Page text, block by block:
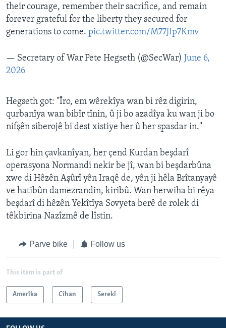
their courage, remember their sacrifice, and remain
forever grateful for the liberty they secured for
generations to come. pic.twitter.com/M77JIp7Kmv
— Secretary of War Pete Hegseth (@SecWar) June 6,
2026
Hegseth got: "Îro, em wêrekîya wan bi rêz digirin,
qurbanîya wan bibîr tînin, û ji bo azadîya ku wan ji bo
nifşên siberojê bi dest xistiye her û her spasdar in."
Li gor hin çavkanîyan, her çend Kurdan beşdarî
operasyona Normandi nekir be jî, wan bi beşdarbûna
xwe di Hêzên Aşûrî yên Iraqê de, yên ji hêla Brîtanyayê
ve hatibûn damezrandin, kiribû. Wan herwiha bi rêya
beşdarî di hêzên Yekîtîya Sovyeta berê de rolek di
têkbirina Nazîzmê de lîstin.
Parve bike Follow us
This item is part of
Amerîka Cîhan Serekî